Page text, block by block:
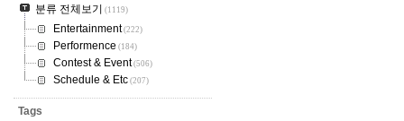
분류 전체보기 (1119)
Entertainment(222)
Performence (184)
Contest & Event(506)
Schedule & Etc (207)
Tags